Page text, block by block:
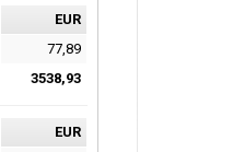
EUR
77,89
3538,93
EUR